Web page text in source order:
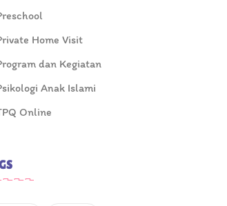
Home Visit
dan Kegiatan
Anak Islami
Online